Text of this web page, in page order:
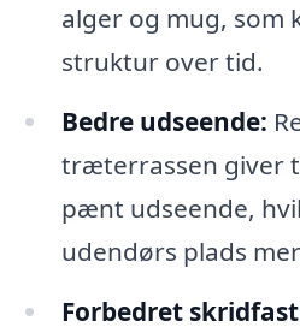
alger og mug, som
struktur over tid.
Bedre udseende:
træterrassen giver
pænt udseende,
udendørs plads
Forbedret